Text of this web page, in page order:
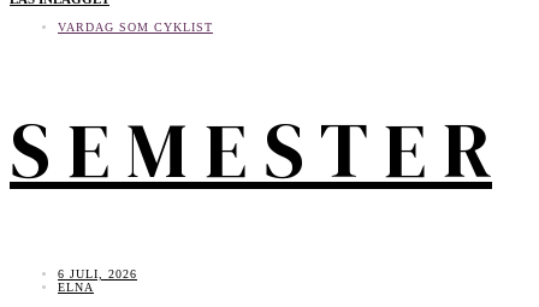
VARDAG SOM CYKLIST
S E M E S T E R
6 JULI, 2026
ELNA